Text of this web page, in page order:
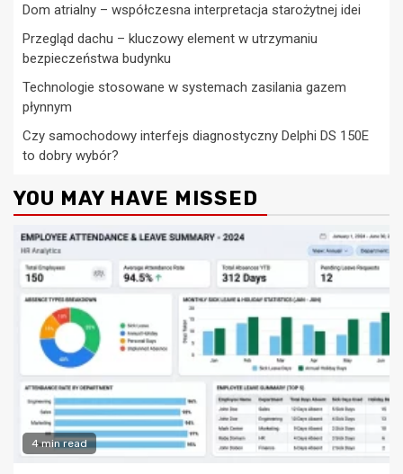
Dom atrialny – współczesna interpretacja starożytnej idei
Przegląd dachu – kluczowy element w utrzymaniu
bezpieczeństwa budynku
Technologie stosowane w systemach zasilania gazem
płynnym
Czy samochodowy interfejs diagnostyczny Delphi DS 150E
to dobry wybór?
YOU MAY HAVE MISSED
4 min read